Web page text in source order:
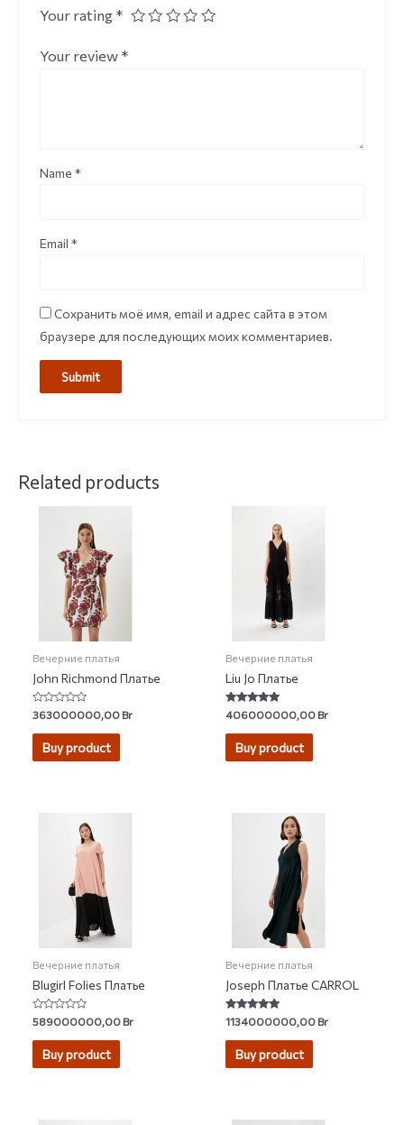
Your rating *
Your review *
Name *
Email *
Сохранить моё имя, email и адрес сайта в этом
браузере для последующих моих комментариев.
Related products
Вечерние платья
John Richmond Платье
Rated
0
out
363000000,00Br
Buy product
Вечерние платья
Liu Jo Платье
Rated
5.00
out of 5
406000000,00Br
Buy product
Вечерние платья
Blugirl Folies Платье
Rated
0
out
589000000,00Br
Buy product
Вечерние платья
Joseph Платье CARROL
Rated
5.00
out of 5
1134000000,00Br
Buy product